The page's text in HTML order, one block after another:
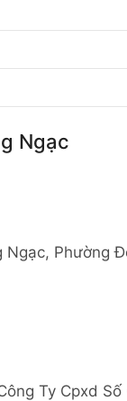
Ngạc
Phường
Ty Cpxd